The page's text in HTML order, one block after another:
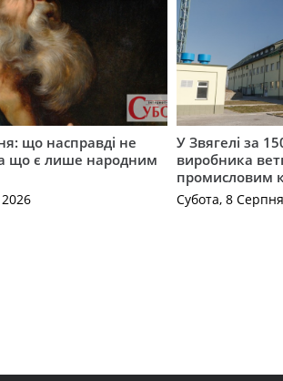
що насправді не
що є лише народним
У Звягелі за
виробника
промисловим
Субота, 8